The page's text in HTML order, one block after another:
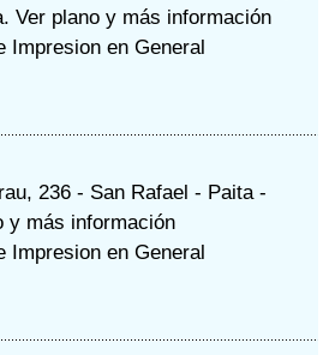
Ver plano y más información
Impresion en General
236 - San Rafael - Paita -
y más información
Impresion en General